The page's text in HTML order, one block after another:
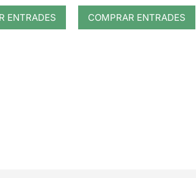
ENTRADES COMPRAR ENTRADES